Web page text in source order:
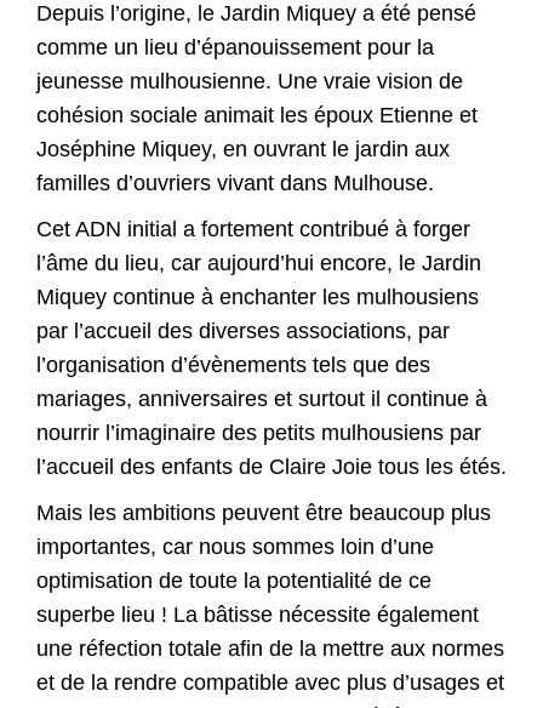
Depuis l’origine, le Jardin Miquey a été pensé
comme un lieu d’épanouissement pour la
jeunesse mulhousienne. Une vraie vision de
cohésion sociale animait les époux Etienne et
Joséphine Miquey, en ouvrant le jardin aux
familles d’ouvriers vivant dans Mulhouse.
Cet ADN initial a fortement contribué à forger
l’âme du lieu, car aujourd’hui encore, le Jardin
Miquey continue à enchanter les mulhousiens
par l’accueil des diverses associations, par
l’organisation d’évènements tels que des
mariages, anniversaires et surtout il continue à
nourrir l’imaginaire des petits mulhousiens par
l’accueil des enfants de Claire Joie tous les étés.
Mais les ambitions peuvent être beaucoup plus
importantes, car nous sommes loin d’une
optimisation de toute la potentialité de ce
superbe lieu ! La bâtisse nécessite également
une réfection totale afin de la mettre aux normes
et de la rendre compatible avec plus d’usages et